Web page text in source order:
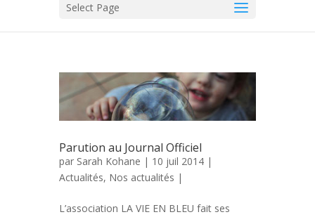
Select Page
Parution au Journal Officiel
par Sarah Kohane | 10 juil 2014 |
Actualités, Nos actualités |
L’association LA VIE EN BLEU fait ses